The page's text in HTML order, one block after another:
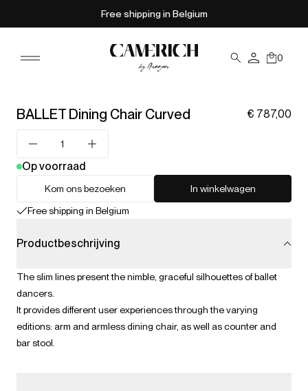
Free shipping in Belgium
0
BALLET Dining Chair Curved € 787,00
Op voorraad
Kom ons bezoeken
In winkelwagen
Free shipping in Belgium
Productbeschrijving
The slim lines present the nimble, graceful silhouettes of ballet
dancers.
It provides different user experiences through the varying
editions: arm and armless dining chair, as well as counter and
bar stool.